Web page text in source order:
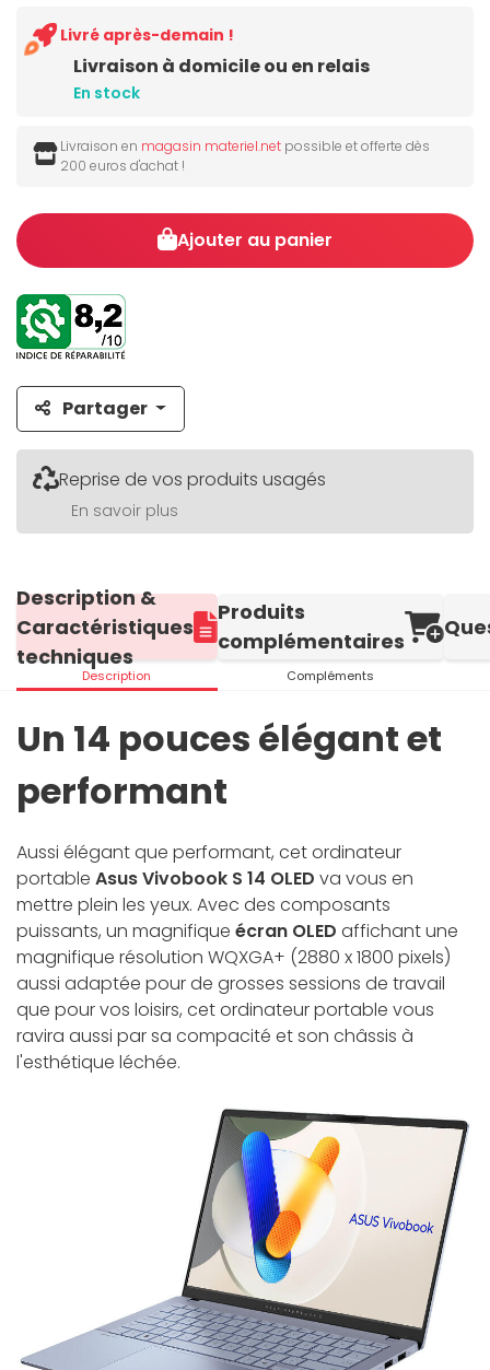
Livraison à domicile ou en relais
En stock
Livré après-demain !
Livraison en magasin materiel.net possible et offerte dès
200 euros d'achat !
Ajouter au panier
Partager
Reprise de vos produits usagés
En savoir plus
Description &
Caractéristiques
techniques
Description
Produits
complémentaires
Compléments
Un 14 pouces élégant et
performant
Aussi élégant que performant, cet ordinateur
portable Asus Vivobook S 14 OLED va vous en
mettre plein les yeux. Avec des composants
puissants, un magnifique écran OLED affichant une
magnifique résolution WQXGA+ (2880 x 1800 pixels)
aussi adaptée pour de grosses sessions de travail
que pour vos loisirs, cet ordinateur portable vous
ravira aussi par sa compacité et son châssis à
l'esthétique léchée.